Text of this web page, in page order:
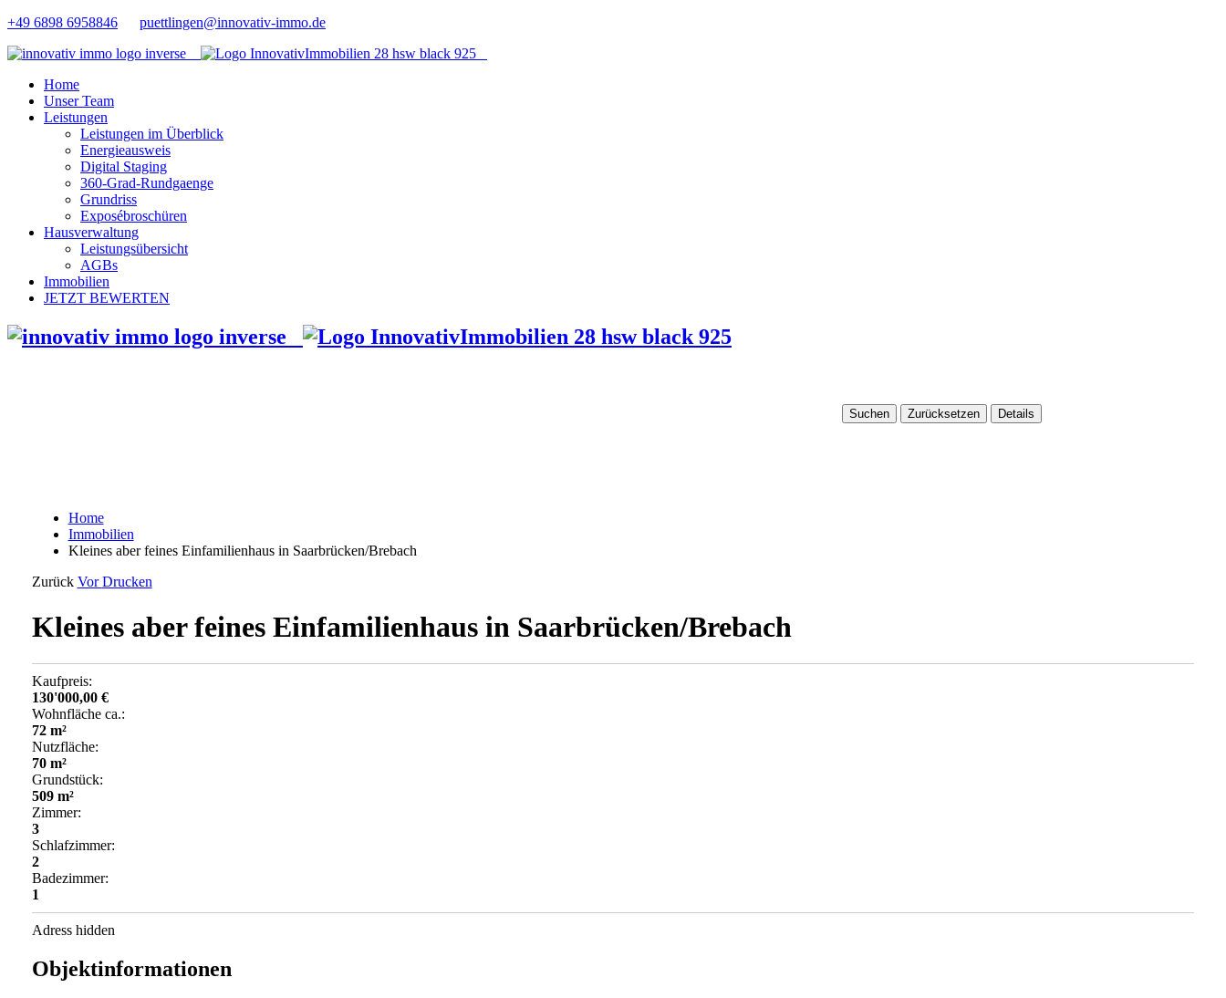
+49 6898 6958846 puettlingen@innovativ-immo.de
Home
Unser Team
Leistungen
Leistungen im Überblick
Energieausweis
Digital Staging
360-Grad-Rundgaenge
Grundriss
Exposébroschüren
Hausverwaltung
Leistungsübersicht
AGBs
Immobilien
JETZT BEWERTEN
Suchen Zurücksetzen Details
Home
Immobilien
Kleines aber feines Einfamilienhaus in Saarbrücken/Brebach
Zurück VorDrucken
Kleines aber feines Einfamilienhaus in Saarbrücken/Brebach
Kaufpreis:
130'000,00 €
Wohnfläche ca.:
72 m²
Nutzfläche:
70 m²
Grundstück:
509 m²
Zimmer:
3
Schlafzimmer:
2
Badezimmer:
1
Adress hidden
Objektinformationen